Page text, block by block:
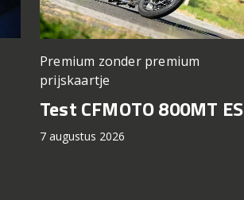
Premium zonder premium
prijskaartje
Test CFMOTO 800MT ES
7 augustus 2026